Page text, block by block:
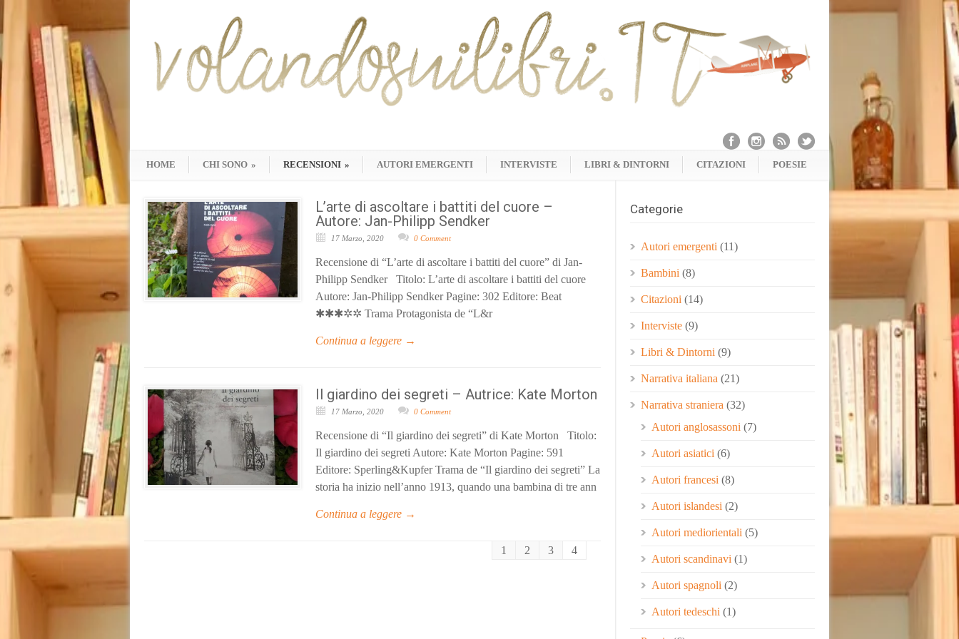
HOME CHI SONO » RECENSIONI » AUTORI EMERGENTI INTERVISTE LIBRI & DINTORNI CITAZIONI POESIE
L’arte di ascoltare i battiti del cuore –
Autore: Jan-Philipp Sendker
17 Marzo, 2020 0 Comment
Recensione di “L’arte di ascoltare i battiti del cuore” di Jan-
Philipp Sendker Titolo: L’arte di ascoltare i battiti del cuore
Autore: Jan-Philipp Sendker Pagine: 302 Editore: Beat
✱✱✱✲✲ Trama Protagonista de “L&r
Continua a leggere →
Il giardino dei segreti – Autrice: Kate Morton
17 Marzo, 2020 0 Comment
Recensione di “Il giardino dei segreti” di Kate Morton Titolo:
Il giardino dei segreti Autore: Kate Morton Pagine: 591
Editore: Sperling&Kupfer Trama de “Il giardino dei segreti” La
storia ha inizio nell’anno 1913, quando una bambina di tre ann
Continua a leggere →
1 2 3 4
Categorie
Autori emergenti (11)
Bambini (8)
Citazioni (14)
Interviste (9)
Libri & Dintorni (9)
Narrativa italiana (21)
Narrativa straniera (32)
Autori anglosassoni (7)
Autori asiatici (6)
Autori francesi (8)
Autori islandesi (2)
Autori mediorientali (5)
Autori scandinavi (1)
Autori spagnoli (2)
Autori tedeschi (1)